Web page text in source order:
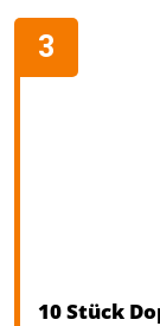
10 Stück